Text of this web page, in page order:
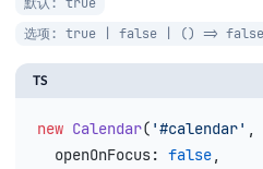
选项: true | false | () => false
TS
new Calendar( '#calendar' ,
  openOnFocus
: false,